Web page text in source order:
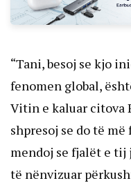
“Tani, besoj se kjo
fenomen global,
Vitin e kaluar citova
shpresoj se do të
mendoj se fjalët e tij
të nënvizuar